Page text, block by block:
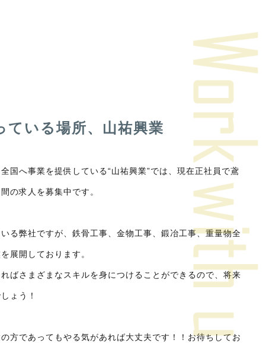
ている場所、山祐興業
国へ事業を提供している“山祐興業”では、現在正社員で鳶
の求人を募集中です。
る弊社ですが、鉄骨工事、金物工事、鍛冶工事、重量物全
展開しております。
ばさまざまなスキルを身につけることができるので、将来
ょう！
方であってもやる気があれば大丈夫です！！お待ちしてお